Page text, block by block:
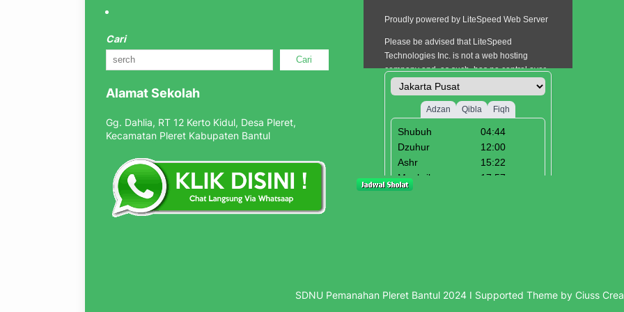
Cari
Cari
Alamat Sekolah
Gg. Dahlia, RT 12 Kerto Kidul, Desa Pleret,
Kecamatan Pleret Kabupaten Bantul
SDNU Pemanahan Pleret Bantul 2024 I Supported Theme by Ciuss